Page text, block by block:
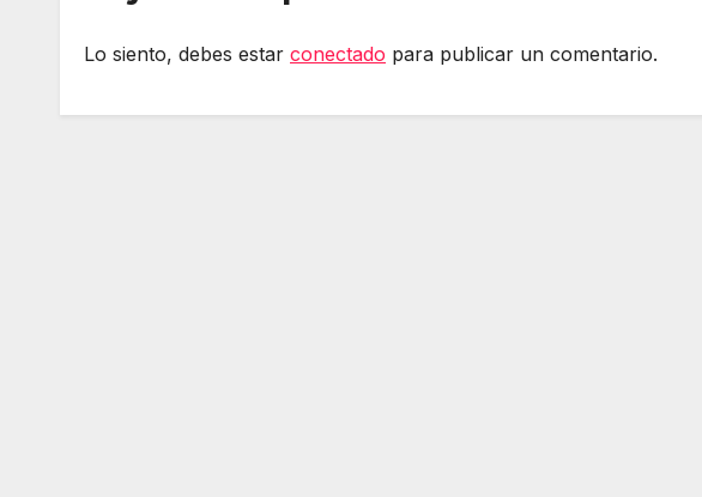
Lo siento, debes estar conectado para publicar un comentario.